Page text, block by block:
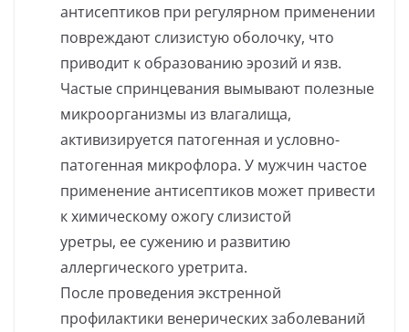
антисептиков при регулярном применении
повреждают слизистую оболочку, что
приводит к образованию эрозий и язв.
Частые спринцевания вымывают полезные
микроорганизмы из влагалища,
активизируется патогенная и условно-
патогенная микрофлора. У мужчин частое
применение антисептиков может привести
к химическому ожогу слизистой
уретры, ее сужению и развитию
аллергического уретрита.
После проведения экстренной
профилактики венерических заболеваний